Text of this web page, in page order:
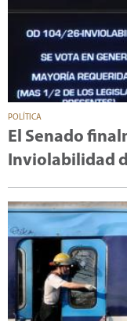
POLÍTICA
El Senado
Inviolabilidad